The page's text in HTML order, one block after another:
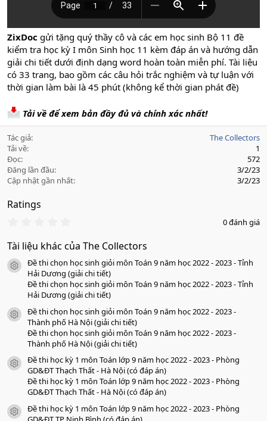
ZixDoc gửi tặng quý thầy cô và các em học sinh Bộ 11 đề
kiểm tra học kỳ I môn Sinh học 11 kèm đáp án và hướng dẫn
giải chi tiết dưới định dạng word hoàn toàn miễn phí. Tài liệu
có 33 trang, bao gồm các câu hỏi trắc nghiệm và tự luận với
thời gian làm bài là 45 phút (không kể thời gian phát đề)
Tải về để xem bản đầy đủ và chính xác nhất!
Tác giả
The Collectors
Tải về
1
Đọc
572
Đăng lần đầu
3/2/23
Cập nhật gần nhất
3/2/23
Ratings
0
0
a
o
0 đánh giá
Tài liệu khác của The Collectors
icon tài liệu
Đề thi chọn học sinh giỏi môn Toán 9 năm học 2022 - 2023 - Tỉnh
Hải Dương (giải chi tiết)
Đề thi chọn học sinh giỏi môn Toán 9 năm học 2022 - 2023 - Tỉnh
Hải Dương (giải chi tiết)
icon tài liệu
Đề thi chọn học sinh giỏi môn Toán 9 năm học 2022 - 2023 -
Thành phố Hà Nội (giải chi tiết)
Đề thi chọn học sinh giỏi môn Toán 9 năm học 2022 - 2023 -
Thành phố Hà Nội (giải chi tiết)
icon tài liệu
Đề thi học kỳ 1 môn Toán lớp 9 năm học 2022 - 2023 - Phòng
GD&ĐT Thạch Thất - Hà Nội (có đáp án)
Đề thi học kỳ 1 môn Toán lớp 9 năm học 2022 - 2023 - Phòng
GD&ĐT Thạch Thất - Hà Nội (có đáp án)
icon tài liệu
Đề thi học kỳ 1 môn Toán lớp 9 năm học 2022 - 2023 - Phòng